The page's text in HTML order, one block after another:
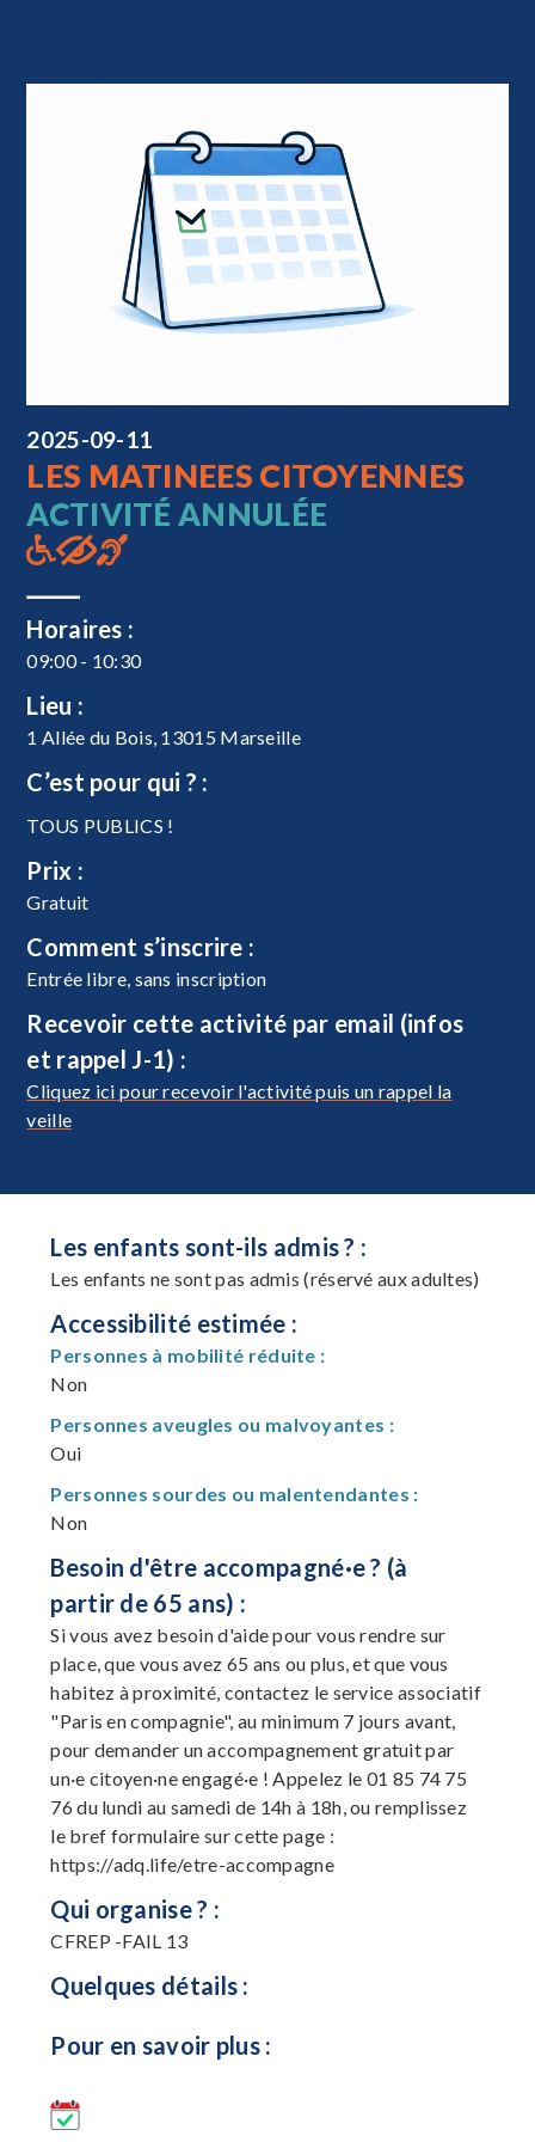
2025-09-11
LES MATINEES CITOYENNES
ACTIVITÉ ANNULÉE
Horaires :
09:00 - 10:30
Lieu :
1 Allée du Bois, 13015 Marseille
C’est pour qui ? :
TOUS PUBLICS !
Prix :
Gratuit
Comment s’inscrire :
Entrée libre, sans inscription
Recevoir cette activité par email (infos
et rappel J-1) :
Cliquez ici pour recevoir l'activité puis un rappel la
veille
Les enfants sont-ils admis ? :
Les enfants ne sont pas admis (réservé aux adultes)
Accessibilité estimée :
Personnes à mobilité réduite :
Non
Personnes aveugles ou malvoyantes :
Oui
Personnes sourdes ou malentendantes :
Non
Besoin d'être accompagné·e ? (à
partir de 65 ans) :
Si vous avez besoin d'aide pour vous rendre sur
place, que vous avez 65 ans ou plus, et que vous
habitez à proximité, contactez le service associatif
"Paris en compagnie", au minimum 7 jours avant,
pour demander un accompagnement gratuit par
un·e citoyen·ne engagé·e ! Appelez le 01 85 74 75
76 du lundi au samedi de 14h à 18h, ou remplissez
le bref formulaire sur cette page :
https://adq.life/etre-accompagne
Qui organise ? :
CFREP -FAIL 13
Quelques détails :
Pour en savoir plus :